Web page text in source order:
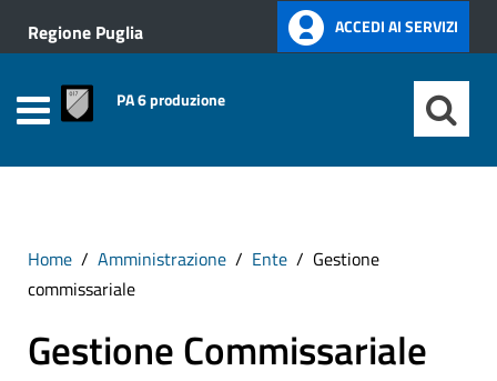
Regione Puglia ACCEDI AI SERVIZI
PA 6 produzione
Home Amministrazione Ente
Gestione
commissariale
Gestione Commissariale